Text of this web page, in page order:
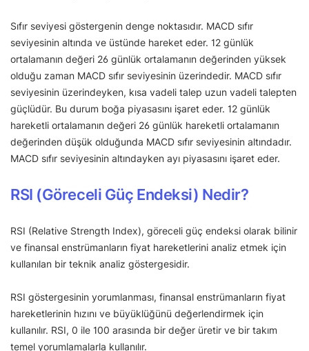
Sıfır seviyesi göstergenin denge noktasıdır. MACD sıfır
seviyesinin altında ve üstünde hareket eder. 12 günlük
ortalamanın değeri 26 günlük ortalamanın değerinden yüksek
olduğu zaman MACD sıfır seviyesinin üzerindedir. MACD sıfır
seviyesinin üzerindeyken, kısa vadeli talep uzun vadeli talepten
güçlüdür. Bu durum boğa piyasasını işaret eder. 12 günlük
hareketli ortalamanın değeri 26 günlük hareketli ortalamanın
değerinden düşük olduğunda MACD sıfır seviyesinin altındadır.
MACD sıfır seviyesinin altındayken ayı piyasasını işaret eder.
RSI (Göreceli Güç Endeksi) Nedir?
RSI (Relative Strength Index), göreceli güç endeksi olarak bilinir
ve finansal enstrümanların fiyat hareketlerini analiz etmek için
kullanılan bir teknik analiz göstergesidir.
RSI göstergesinin yorumlanması, finansal enstrümanların fiyat
hareketlerinin hızını ve büyüklüğünü değerlendirmek için
kullanılır. RSI, 0 ile 100 arasında bir değer üretir ve bir takım
temel yorumlamalarla kullanılır.